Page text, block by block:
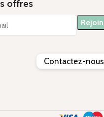
offres
Contactez-nous